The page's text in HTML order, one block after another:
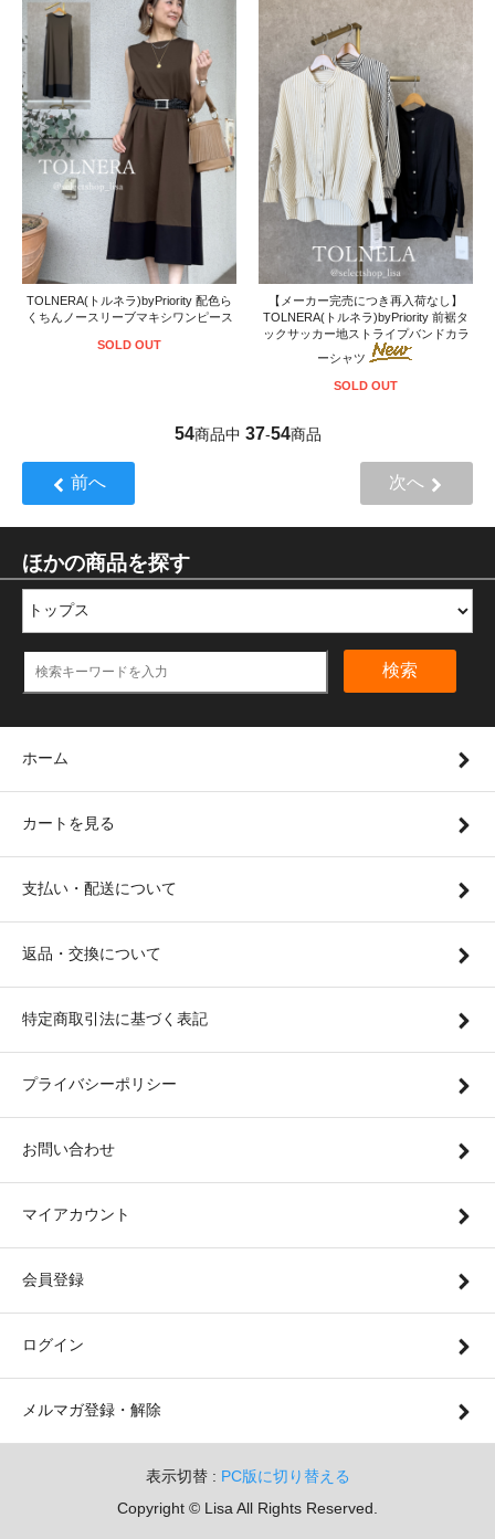
TOLNERA(トルネラ)byPriority 配色ら
くちんノースリーブマキシワンピース
SOLD OUT
【メーカー完売につき再入荷なし】
TOLNERA(トルネラ)byPriority 前裾タ
ックサッカー地ストライプバンドカラ
ーシャツ
SOLD OUT
54商品中 37-54商品
前へ 次へ
ほかの商品を探す
検索
ホーム
カートを見る
支払い・配送について
返品・交換について
特定商取引法に基づく表記
プライバシーポリシー
お問い合わせ
マイアカウント
会員登録
ログイン
メルマガ登録・解除
表示切替 : PC版に切り替える
Copyright © Lisa All Rights Reserved.